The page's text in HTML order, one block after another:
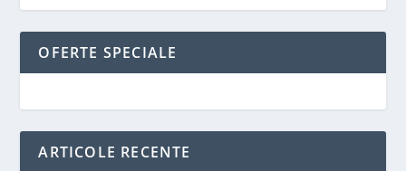
OFERTE SPECIALE
ARTICOLE RECENTE